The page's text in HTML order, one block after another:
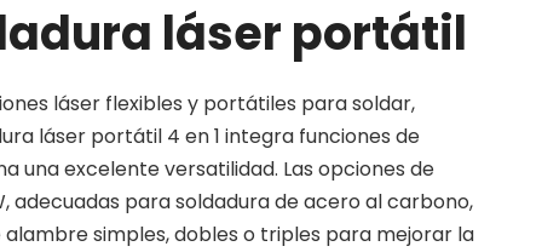
láser portátil
láser flexibles y portátiles para soldar,
láser portátil 4 en 1 integra funciones de
una excelente versatilidad. Las opciones de
adecuadas para soldadura de acero al carbono,
simples, dobles o triples para mejorar la